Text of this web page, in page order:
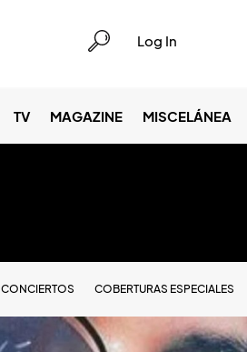
Log In
TV MAGAZINE MISCELÁNEA
CONCIERTOS COBERTURAS ESPECIALES